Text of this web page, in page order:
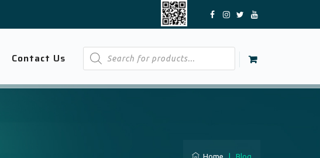
Products
search
Contact Us
Home Blog